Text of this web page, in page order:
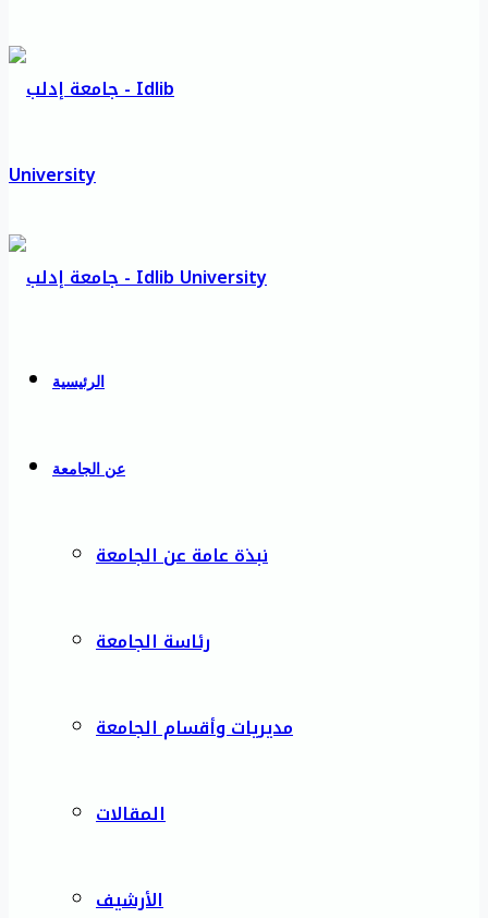
الرئيسية
عن الجامعة
نبذة عامة عن الجامعة
رئاسة الجامعة
مديريات وأقسام الجامعة
المقالات
الأرشيف